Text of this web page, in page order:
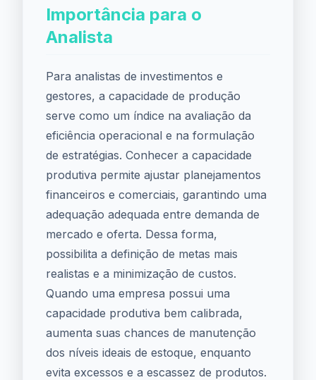
Importância para o
Analista
Para analistas de investimentos e
gestores, a capacidade de produção
serve como um índice na avaliação da
eficiência operacional e na formulação
de estratégias. Conhecer a capacidade
produtiva permite ajustar planejamentos
financeiros e comerciais, garantindo uma
adequação adequada entre demanda de
mercado e oferta. Dessa forma,
possibilita a definição de metas mais
realistas e a minimização de custos.
Quando uma empresa possui uma
capacidade produtiva bem calibrada,
aumenta suas chances de manutenção
dos níveis ideais de estoque, enquanto
evita excessos e a escassez de produtos.